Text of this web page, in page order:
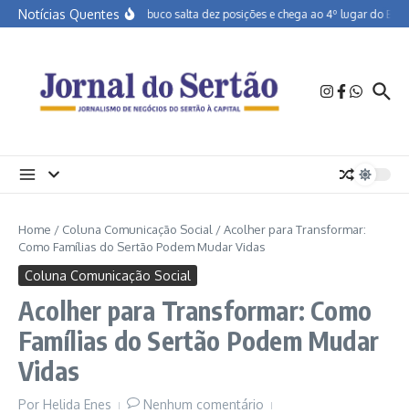
Ir para o conteúdo
Notícias QuentesPernambuco salta dez posições e chega ao 4º lugar do
Home / Coluna Comunicação Social /Acolher para Transformar:
Como Famílias do Sertão Podem Mudar Vidas
Coluna Comunicação Social
Acolher para Transformar: Como
Famílias do Sertão Podem Mudar
Vidas
Por Helida Enes
Nenhum comentário